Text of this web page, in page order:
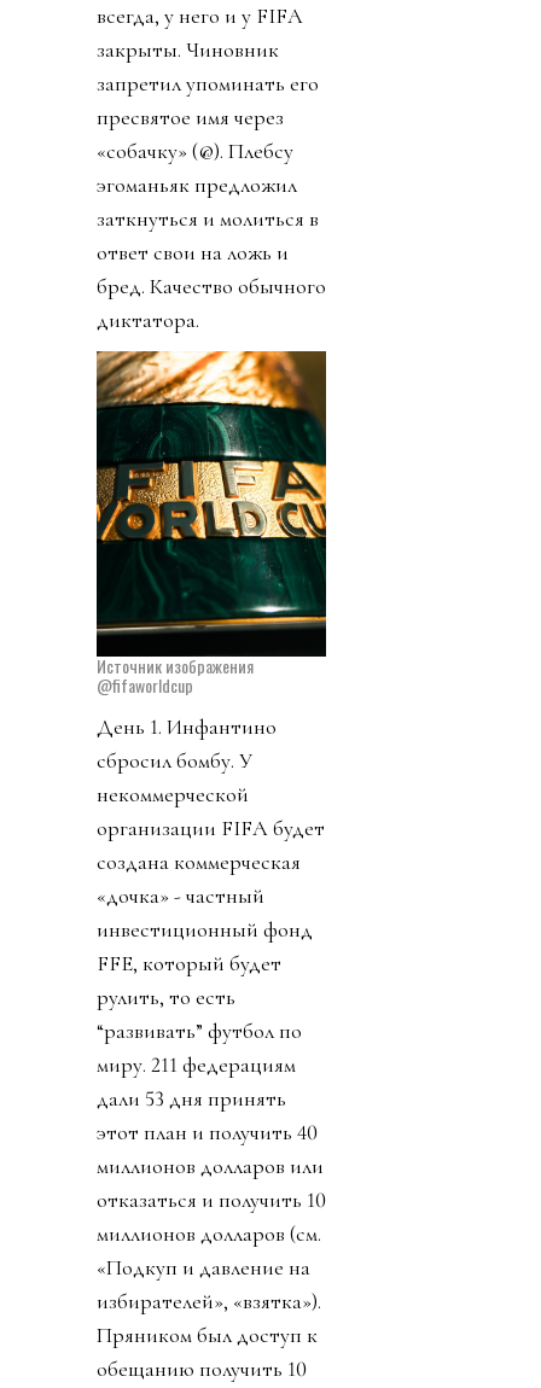
всегда, у него и у FIFA
закрыты. Чиновник
запретил упоминать его
пресвятое имя через
«собачку» (@). Плебсу
эгоманьяк предложил
заткнуться и молиться в
ответ свои на ложь и
бред. Качество обычного
диктатора.
Источник изображения
@fifaworldcup
День 1. Инфантино
сбросил бомбу. У
некоммерческой
организации FIFA будет
создана коммерческая
«дочка» - частный
инвестиционный фонд
FFE, который будет
рулить, то есть
“развивать” футбол по
миру. 211 федерациям
дали 53 дня принять
этот план и получить 40
миллионов долларов или
отказаться и получить 10
миллионов долларов (см.
«Подкуп и давление на
избирателей», «взятка»).
Пряником был доступ к
обещанию получить 10